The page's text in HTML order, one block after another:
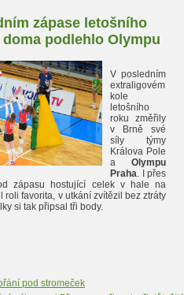
zápase letošního
doma podlehlo Olympu
V posledním
extraligovém
kole
letošního
roku změřily
v Brně své
síly týmy
Králova Pole
a Olympu
Praha. I přes
zápasu hostující celek v hale na
roli favorita, v utkání zvítězil bez ztráty
si tak připsal tři body.
pod stromeček